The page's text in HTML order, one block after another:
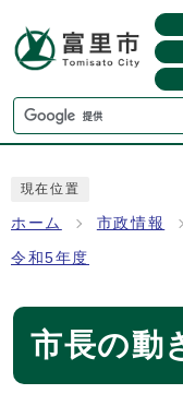
現在位置
ホーム 市政情報
令和5年度
市長の動